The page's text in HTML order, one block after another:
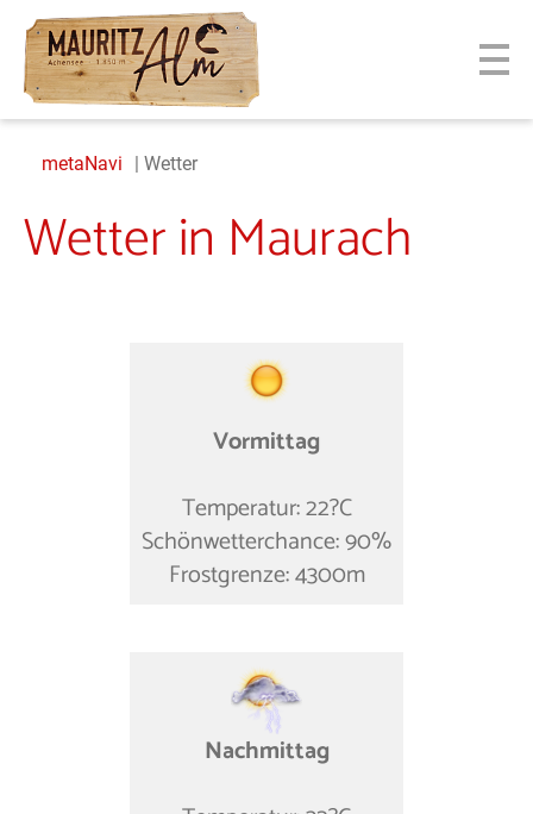
metaNavi Wetter
Wetter in Maurach
Vormittag
Temperatur: 22?C
Schönwetterchance: 90%
Frostgrenze: 4300m
Nachmittag